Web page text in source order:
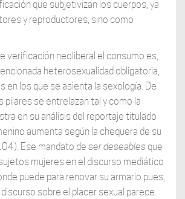
que subjetivizan los cuerpos, ya
y reproductores, sino como
verificación neoliberal el consumo es,
heterosexualidad obligatoria,
en los que se asienta la sexología. De
pilares se entrelazan tal y como la
en su análisis del reportaje titulado
aumenta según la chequera de su
Ese mandato de ser deseablesque
mujeres en el discurso mediático
puede para renovar su armario pues,
discurso sobre el placer sexual parece